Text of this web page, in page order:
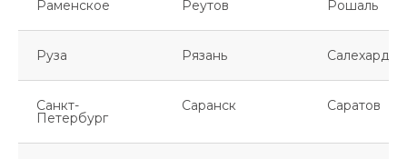
Раменское Реутов Рошаль
Руза Рязань Салехард
Санкт-
Петербург
Саранск Саратов